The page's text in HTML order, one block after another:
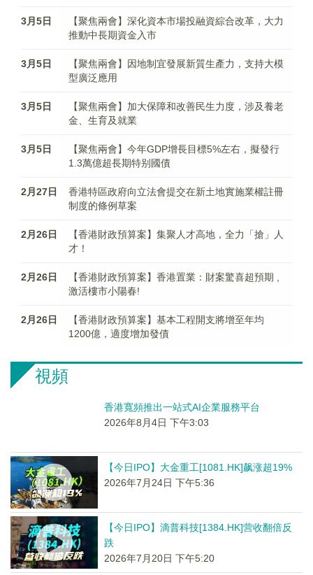
3月5日
【聚焦兩會】深化資本市場投融資綜合改革，大力
推動中長期資金入市
3月5日
【聚焦兩會】因地制宜發展新質生產力，支持大模
型廣泛應用
3月5日
【聚焦兩會】加大保障和改善民生力度，涉及養老
金、生育及就業
3月5日
【聚焦兩會】今年GDP增長目標5%左右，擬發行
1.3萬億超長期特别國債
2月27日
香港特區​政府向立法會提交在新土地實施業權註冊
制度的條例草案
2月26日
【香港財政預算案】集聚人才高地，全力「搶」人
才！
2月26日
【香港財政預算案】香港置業：財案驚喜超預期 ,
激活樓市小陽春!
2月26日
【香港財政預算案】基本工程開支將增至年均
1200億，適度增加發債
視頻
香港寬頻推出一站式AI企業服務平台
2026年8月4日 下午3:03
【今日IPO】大金重工[1081.HK]飙涨超19%
2026年7月24日 下午5:36
【今日IPO】滴普科技[1384.HK]营收翻倍反
跌
2026年7月20日 下午5:20